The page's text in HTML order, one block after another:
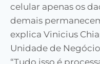
celular apenas os
demais
explica Vinicius
Unidade de
“Tudo isso é